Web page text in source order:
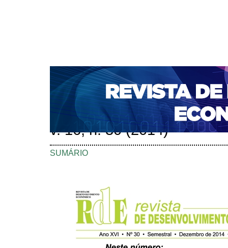
CAPA SOBRE ACESSO CADASTRO
NOTÍCIAS
PORTAL DE REVISTAS DA UNIFACS
BASES DE DADOS E INDEXADORES
Capa Edições anteriores > v. 16, n. 30 (2014)
v. 16, n. 30 (2014)
SUMÁRIO